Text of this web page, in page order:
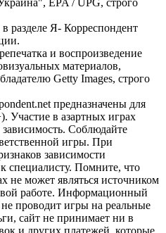
EPA / UPG, строго
разделе Я- Корреспондент
и воспроизведение
материалов,
Getty Images, строго
предназначены для
Участие в азартных играх
Соблюдайте
игры. При
зависимости
специалисту. Помните, что
не может являться источником
работе. Информационный
не проводит игры на реальные
сайт не принимает ни в
и других платежей, которые